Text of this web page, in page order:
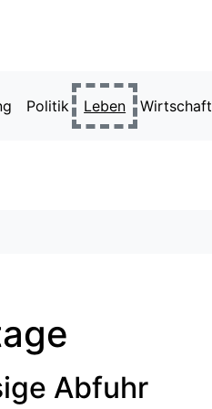
Politik Leben Wirtschaft
Abfuhr